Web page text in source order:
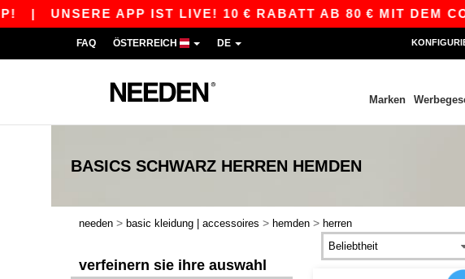
UNSERE APP IST LIVE! 10 € RABATT AB 80 € MIT DEM CODE
FAQ ÖSTERREICH DE
Marken
BASICS SCHWARZ HERREN HEMDEN
needen > basic kleidung | accessoires > hemden > herren
verfeinern sie ihre auswahl